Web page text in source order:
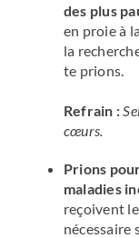
des plus
en proie à
la
te prions.
Refrain :
cœurs.
Prions
maladies
reçoivent
nécessaire